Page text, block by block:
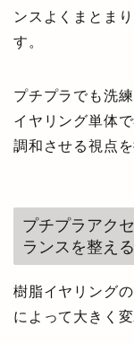
ンスよくまとま
す。
プチプラでも洗
イヤリング単体
調和させる視点
プチプラアク
ランスを整える
樹脂イヤリング
によって大きく変